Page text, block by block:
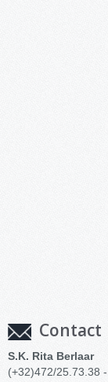
Contact
S.K. Rita Berlaar
(+32)472/25.73.38 -